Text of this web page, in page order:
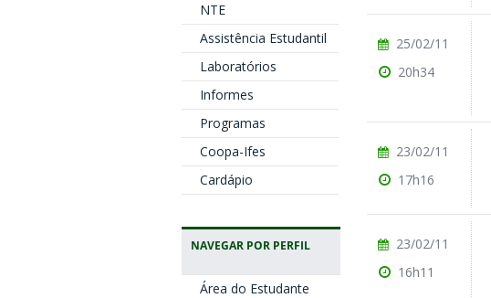
NTE
Assistência Estudantil
Laboratórios
Informes
Programas
Coopa-Ifes
Cardápio
NAVEGAR POR PERFIL
Área do Estudante
25/02/11
20h34
23/02/11
17h16
23/02/11
16h11